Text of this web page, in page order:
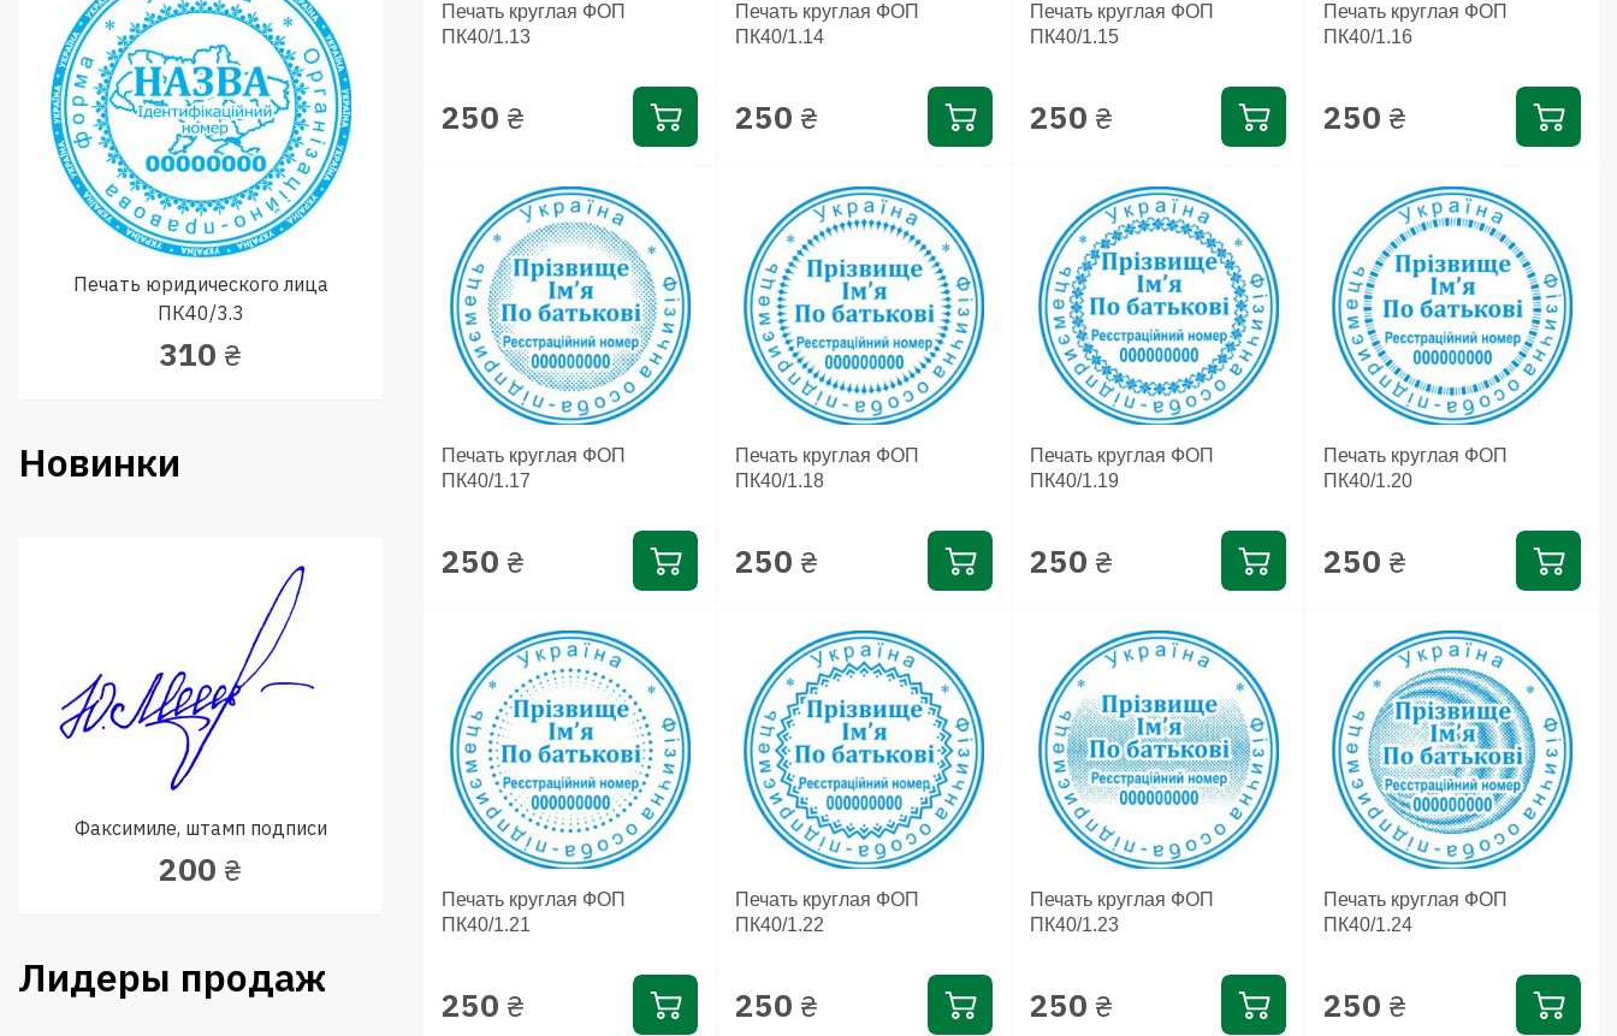
Печать круглая ФОП
ПК40/1.13
250 ₴
Печать круглая ФОП
ПК40/1.14
250 ₴
Печать круглая ФОП
ПК40/1.15
250 ₴
Печать круглая ФОП
ПК40/1.16
250 ₴
Печать круглая ФОП
ПК40/1.17
250 ₴
Печать круглая ФОП
ПК40/1.18
250 ₴
Печать круглая ФОП
ПК40/1.19
250 ₴
Печать круглая ФОП
ПК40/1.20
250 ₴
Печать круглая ФОП
ПК40/1.21
250 ₴
Печать круглая ФОП
ПК40/1.22
250 ₴
Печать круглая ФОП
ПК40/1.23
250 ₴
Печать круглая ФОП
ПК40/1.24
250 ₴
Печать юридического лица
ПК40/3.3
310 ₴
Новинки
Факсимиле, штамп подписи
200 ₴
Лидеры продаж